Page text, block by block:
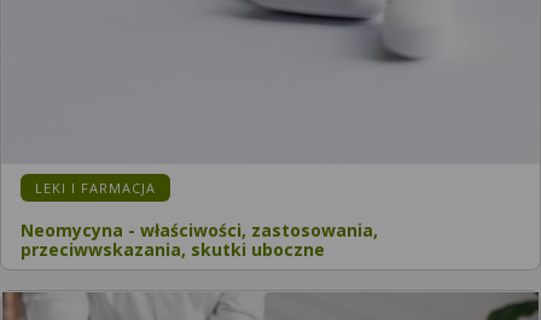
KATEGORIA:
LEKI I FARMACJA
Neomycyna - właściwości, zastosowania,
przeciwwskazania, skutki uboczne